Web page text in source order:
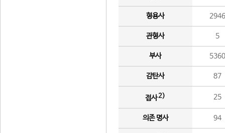
형용사 2946
관형사 5
부사 5360
감탄사 87
접사2) 25
의존 명사 94